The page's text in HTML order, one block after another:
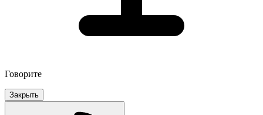
Говорите
Закрыть